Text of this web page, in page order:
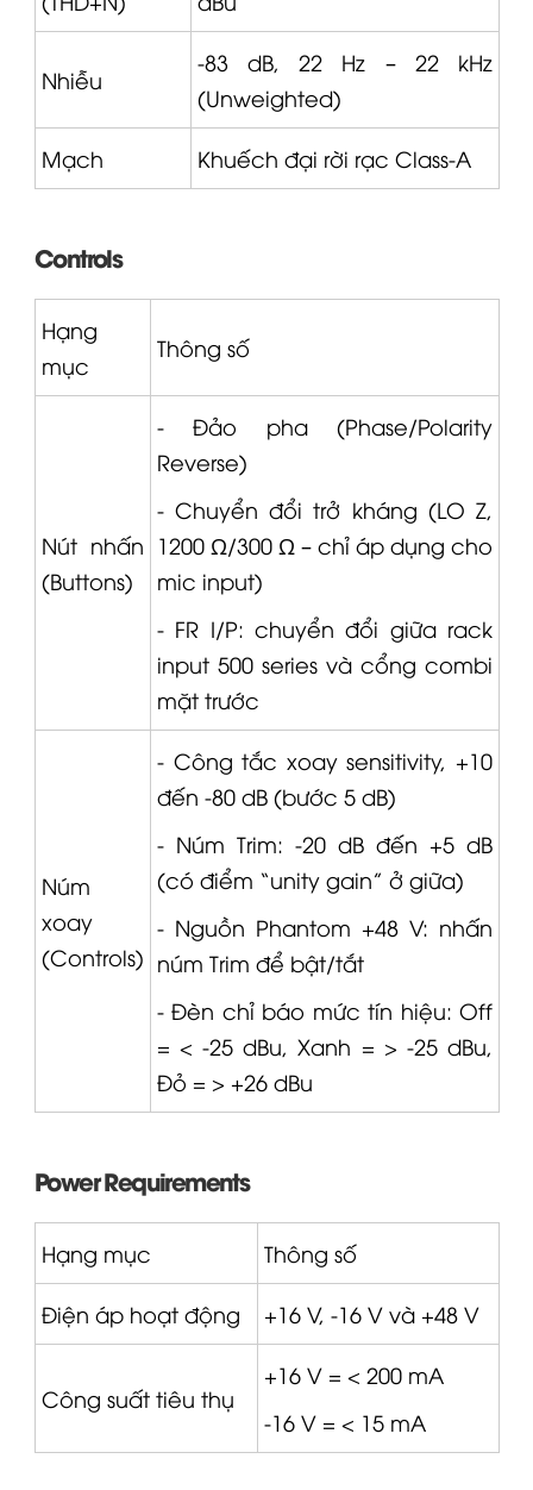
Nhiễu
-83 dB, 22 Hz – 22 kHz
(Unweighted)
Mạch Khuếch đại rời rạc Class-A
Controls
Hạng
mục
Thông số
Nút nhấn
(Buttons)
- Đảo pha (Phase/Polarity
Reverse)
- Chuyển đổi trở kháng (LO Z,
1200 Ω/300 Ω – chỉ áp dụng cho
mic input)
- FR I/P: chuyển đổi giữa rack
input 500 series và cổng combi
mặt trước
Núm
xoay
(Controls)
- Công tắc xoay sensitivity, +10
đến -80 dB (bước 5 dB)
- Núm Trim: -20 dB đến +5 dB
(có điểm “unity gain” ở giữa)
- Nguồn Phantom +48 V: nhấn
núm Trim để bật/tắt
- Đèn chỉ báo mức tín hiệu: Off
= < -25 dBu, Xanh = > -25 dBu,
Đỏ = > +26 dBu
Power Requirements
Hạng mục Thông số
Điện áp hoạt động +16 V, -16 V và +48 V
Công suất tiêu thụ
+16 V = < 200 mA
-16 V = < 15 mA